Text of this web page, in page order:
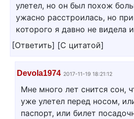
улетел, но он был похож
ужасно расстроилась, но
которого я давно не видела
[Ответить] [С цитатой]
Devola1974 2017-11-19 18:21:12
Мне много лет снится сон,
уже улетел перед носом,
паспорт, или билет